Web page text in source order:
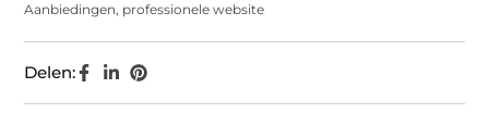
Aanbiedingen, professionele website
Delen: